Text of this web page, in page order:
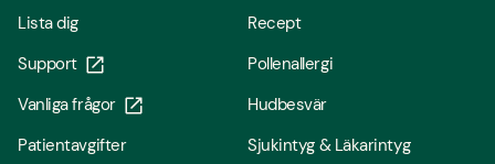
Lista dig
Support
Vanliga frågor
Patientavgifter
Recept
Pollenallergi
Hudbesvär
Sjukintyg & Läkarintyg